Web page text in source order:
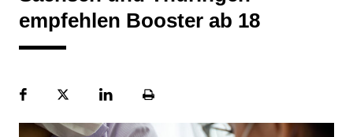
empfehlen Booster ab 18
FacebookPlattformLinekdInSeite